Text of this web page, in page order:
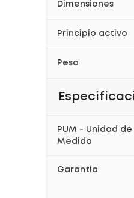
Dimensiones
Principio activo
Peso
PUM - Unidad de
Medida
Garantía